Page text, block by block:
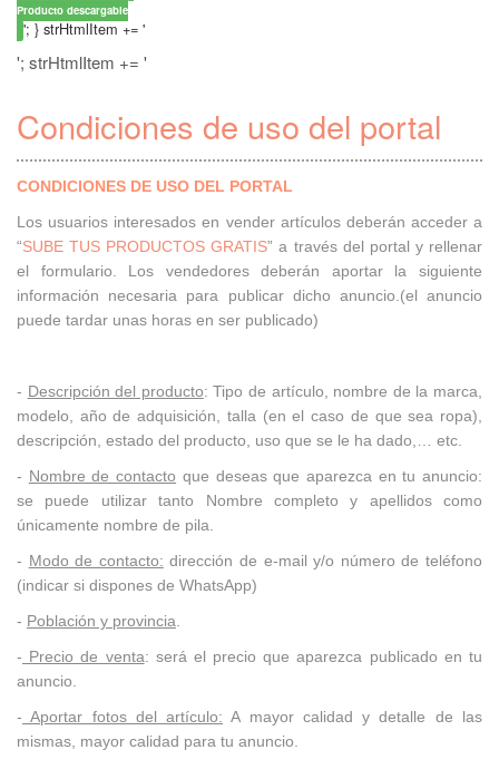
Producto descargable
'; } strHtmlItem += '
'; strHtmlItem += '
Condiciones de uso del portal
CONDICIONES DE USO DEL PORTAL
Los usuarios interesados en vender artículos deberán acceder a
“SUBE TUS PRODUCTOS GRATIS” a través del portal y rellenar
el formulario. Los vendedores deberán aportar la siguiente
información necesaria para publicar dicho anuncio. (el anuncio
puede tardar unas horas en ser publicado)
- Descripción del producto: Tipo de artículo, nombre de la marca,
modelo, año de adquisición, talla (en el caso de que sea ropa),
descripción, estado del producto, uso que se le ha dado,… etc.
- Nombre de contacto que deseas que aparezca en tu anuncio:
se puede utilizar tanto Nombre completo y apellidos como
únicamente nombre de pila.
- Modo de contacto: dirección de e-mail y/o número de teléfono
(indicar si dispones de WhatsApp)
- Población y provincia
- Precio de venta: será el precio que aparezca publicado en tu
anuncio.
- Aportar fotos del artículo: A mayor calidad y detalle de las
mismas, mayor calidad para tu anuncio.